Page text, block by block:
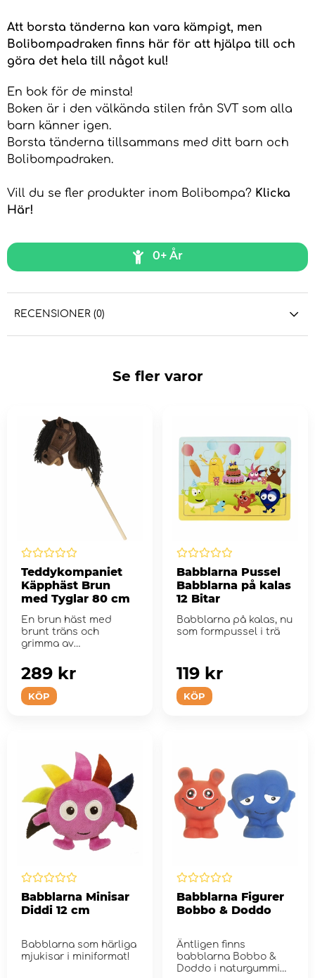
Att borsta tänderna kan vara kämpigt, men
Bolibompadraken finns här för att hjälpa till och
göra det hela till något kul!
En bok för de minsta!
Boken är i den välkända stilen från SVT som alla
barn känner igen.
Borsta tänderna tillsammans med ditt barn och
Bolibompadraken.
Vill du se fler produkter inom Bolibompa? Klicka
Här!
0+ År
RECENSIONER (0)
Se fler varor
Teddykompaniet
Käpphäst Brun
med Tyglar 80 cm
En brun häst med
brunt träns och
grimma av
KÖP
289 kr
Babblarna Pussel
Babblarna på kalas
12 Bitar
Babblarna på kalas, nu
som formpussel i trä
KÖP
119 kr
Babblarna Minisar
Diddi 12 cm
Babblarna som härliga
mjukisar i miniformat!
Babblarna Figurer
Bobbo & Doddo
Äntligen finns
babblarna Bobbo &
Doddo i naturgummi